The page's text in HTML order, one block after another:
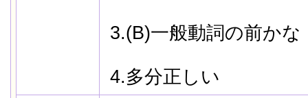
3.(B)一般動詞の前かな
4.多分正しい